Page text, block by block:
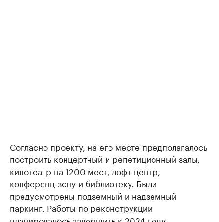
Согласно проекту, на его месте предполагалось
построить концертный и репетиционный залы,
кинотеатр на 1200 мест, лофт-центр,
конференц-зону и библиотеку. Были
предусмотрены подземный и надземный
паркинг. Работы по реконструкции